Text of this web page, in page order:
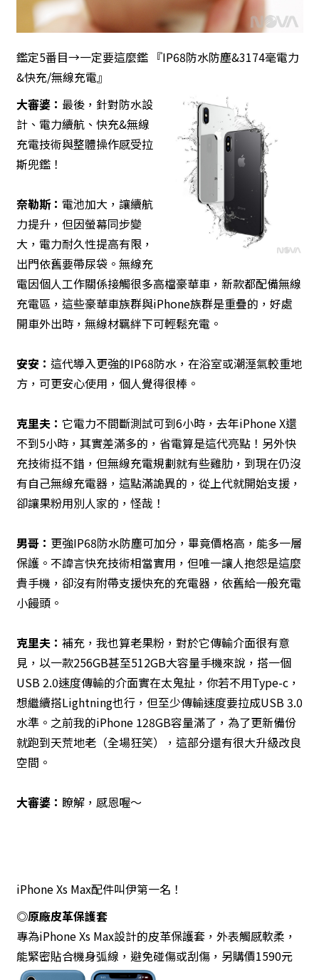
鑑定5番目→一定要這麼鑑 『IP68防水防塵&3174毫電力
&快充/無線充電』
大審婆： 最後，針對防水設
計、電力續航、快充&無線
充電技術與整體操作感受拉
斯兜鑑！
奈勒斯： 電池加大，讓續航
力提升，但因螢幕同步變
大，電力耐久性提高有限，
出門依舊要帶尿袋。無線充
電因個人工作關係接觸很多高檔豪華車，新款都配備無線
充電區，這些豪華車族群與iPhone族群是重疊的，好處
開車外出時，無線材羈絆下可輕鬆充電。
安安： 這代導入更強的IP68防水，在浴室或潮溼氣較重地
方，可更安心使用，個人覺得很棒。
克里夫： 它電力不間斷測試可到6小時，去年iPhone X還
不到5小時，其實差滿多的，省電算是這代亮點！另外快
充技術挺不錯，但無線充電規劃就有些雞肋，到現在仍沒
有自己無線充電器，這點滿詭異的，從上代就開始支援，
卻讓果粉用別人家的，怪哉！
男哥： 更強IP68防水防塵可加分，畢竟價格高，能多一層
保護。不諱言快充技術相當實用，但唯一讓人抱怨是這麼
貴手機，卻沒有附帶支援快充的充電器，依舊給一般充電
小饅頭。
克里夫： 補充，我也算老果粉，對於它傳輸介面很有意
見，以一款256GB甚至512GB大容量手機來說，搭一個
USB 2.0速度傳輸的介面實在太鬼扯，你若不用Type-c，
想繼續搭Lightning也行，但至少傳輸速度要拉成USB 3.0
水準。之前我的iPhone 128GB容量滿了，為了更新備份
就跑到天荒地老（全場狂笑），這部分還有很大升級改良
空間。
大審婆： 瞭解，感恩喔～
iPhone Xs Max配件叫伊第一名！
◎原廠皮革保護套
專為iPhone Xs Max設計的皮革保護套，外表觸感軟柔，
能緊密貼合機身弧線，避免碰傷或刮傷，另購價1590元